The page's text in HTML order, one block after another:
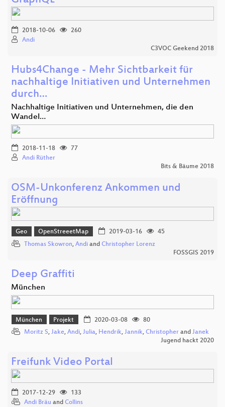
2018-10-06
260
Andi
C3VOC Geekend 2018
Hubs4Change - Mehr Sichtbarkeit für
nachhaltige Initiativen und Unternehmen
durch…
Nachhaltige Initiativen und Unternehmen, die den
Wandel…
2018-11-18
77
Andi Rüther
Bits & Bäume 2018
OSM-Unkonferenz Ankommen und
Eröffnung
Geo OpenStreeetMap 2019-03-16
45
Thomas Skowron, Andi and Christopher Lorenz
FOSSGIS 2019
Deep Graffiti
München
München Projekt 2020-03-08
80
Moritz S, Jake, Andi, Julia, Hendrik, Jannik, Christopher and Janek
Jugend hackt 2020
Freifunk Video Portal
2017-12-29
133
Andi Bräu and Collins